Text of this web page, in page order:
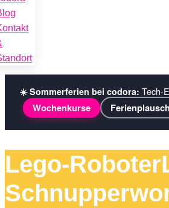
☀️ Sommerferien bei codora: Tech-
Wochenkurse
Lego-